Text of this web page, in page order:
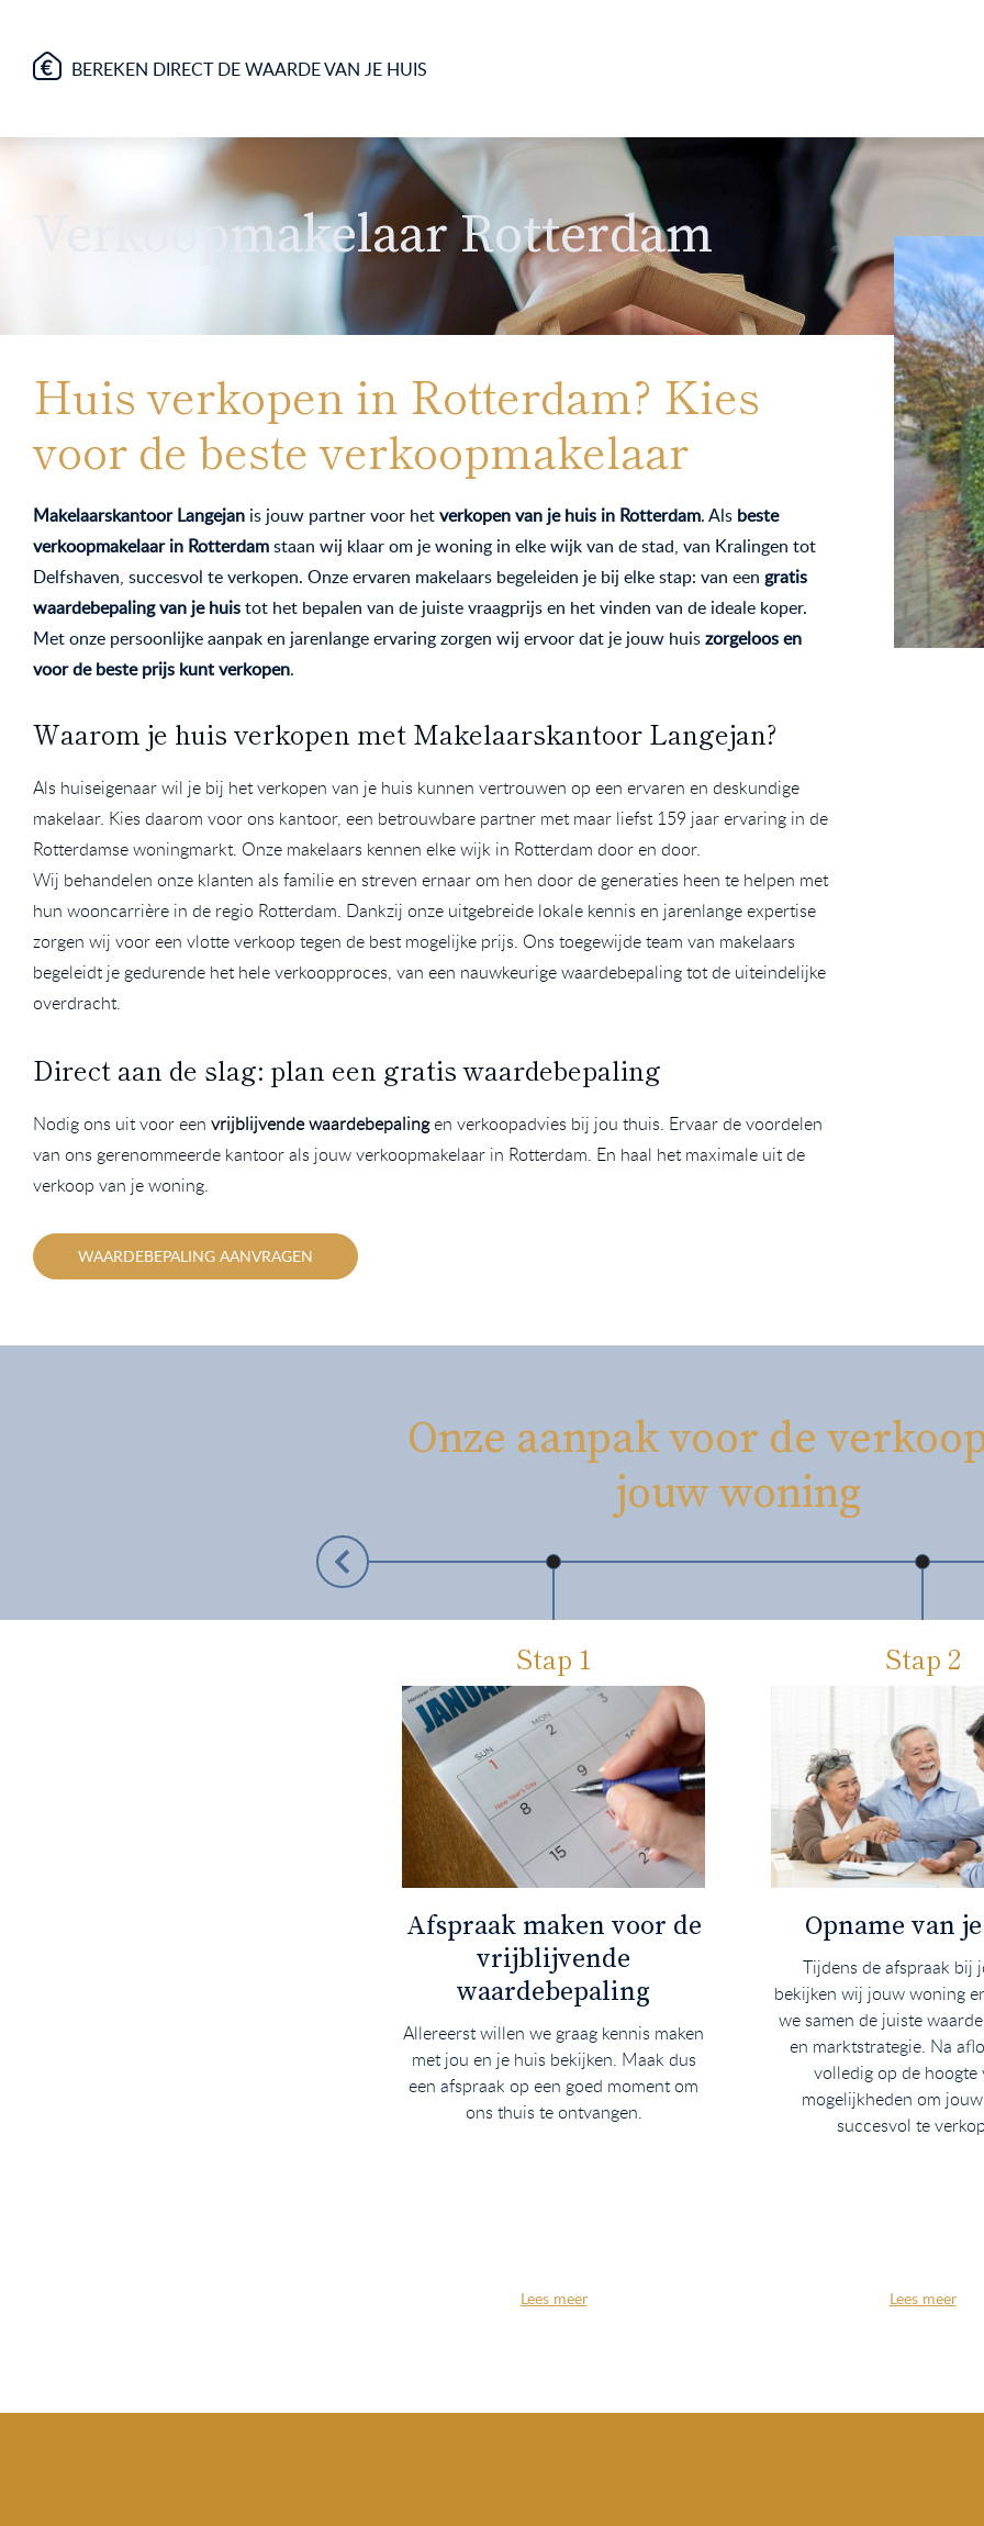
BEREKEN DIRECT DE WAARDE VAN JE HUIS
Verkoopmakelaar Rotterdam
Huis verkopen in Rotterdam? Kies
voor de beste verkoopmakelaar
Makelaarskantoor Langejan is jouw partner voor hetverkopen van je huis in Rotterdam. Als beste
verkoopmakelaar in Rotterdamstaan wij klaar om je woning in elke wijk van de stad, van Kralingen tot
Delfshaven, succesvol te verkopen. Onze ervaren makelaars begeleiden je bij elke stap: van een gratis
waardebepaling van je huistot het bepalen van de juiste vraagprijs en het vinden van de ideale koper.
Met onze persoonlijke aanpak en jarenlange ervaring zorgen wij ervoor dat je jouw huiszorgeloos en
voor de beste prijs kunt verkopen.
Waarom je huis verkopen met Makelaarskantoor Langejan?
Als huiseigenaar wil je bij het verkopen van je huis kunnen vertrouwen op een ervaren en deskundige
makelaar. Kies daarom voor ons kantoor, een betrouwbare partner met maar liefst 159 jaar ervaring in de
Rotterdamse woningmarkt. Onze makelaars kennen elke wijk in Rotterdam door en door.
Wij behandelen onze klanten als familie en streven ernaar om hen door de generaties heen te helpen met
hun wooncarrière in de regio Rotterdam. Dankzij onze uitgebreide lokale kennis en jarenlange expertise
zorgen wij voor een vlotte verkoop tegen de best mogelijke prijs. Ons toegewijde team van makelaars
begeleidt je gedurende het hele verkoopproces, van een nauwkeurige waardebepaling tot de uiteindelijke
overdracht.
Direct aan de slag: plan een gratis waardebepaling
Nodig ons uit voor een vrijblijvende waardebepalingen verkoopadvies bij jou thuis. Ervaar de voordelen
van ons gerenommeerde kantoor als jouw verkoopmakelaar in Rotterdam. En haal het maximale uit de
verkoop van je woning.
WAARDEBEPALING AANVRAGEN
Onze aanpak voor de
jouw woning
Stap 1
Afspraak maken voor de
vrijblijvende
waardebepaling
Allereerst willen we graag kennis maken
met jou en je huis bekijken. Maak dus
een afspraak op een goed moment om
ons thuis te ontvangen.
Lees meer
Stap 2
Opname van
Tijdens de afspraak bij
bekijken wij jouw woning
we samen de juiste
en marktstrategie. Na
volledig op de hoogte
mogelijkheden om
succesvol te
Lees meer